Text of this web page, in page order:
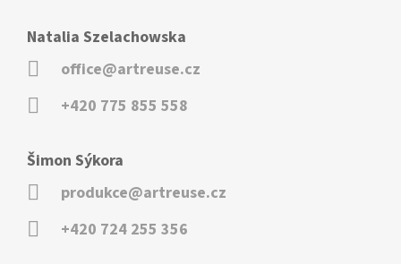
Natalia Szelachowska
office@artreuse.cz
+420 775 855 558
Šimon Sýkora
produkce@artreuse.cz
+420 724 255 356